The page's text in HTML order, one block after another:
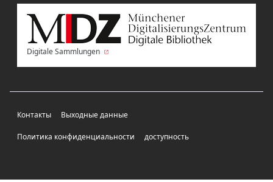
Digitale Sammlungen
Контакты Выходные данные
Политика конфиденциальности доступность